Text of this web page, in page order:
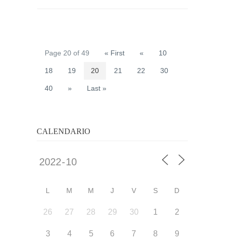
Page 20 of 49 « First « 10
18 19 20 21 22 30
40 » Last »
CALENDARIO
L M M J V S D
26 27 28 29 30 1 2
3 4 5 6 7 8 9